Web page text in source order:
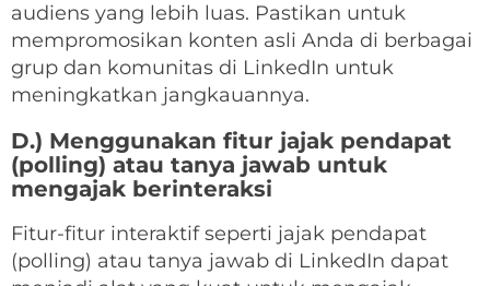
audiens yang lebih luas. Pastikan untuk
mempromosikan konten asli Anda di berbagai
grup dan komunitas di LinkedIn untuk
meningkatkan jangkauannya.
D.) Menggunakan fitur jajak pendapat
(polling) atau tanya jawab untuk
mengajak berinteraksi
Fitur-fitur interaktif seperti jajak pendapat
(polling) atau tanya jawab di LinkedIn dapat